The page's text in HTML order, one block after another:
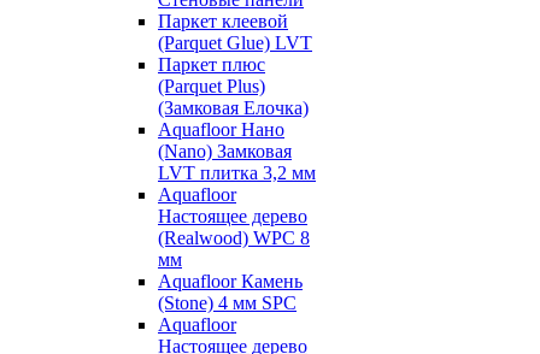
Паркет клеевой
(Parquet Glue) LVT
Паркет плюс
(Parquet Plus)
(Замковая Елочка)
Aquafloor Нано
(Nano) Замковая
LVT плитка 3,2 мм
Aquafloor
Настоящее дерево
(Realwood) WPC 8
мм
Aquafloor Камень
(Stone) 4 мм SPC
Aquafloor
Настоящее дерево